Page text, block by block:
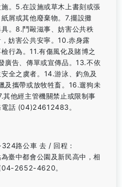
。5.在設施或草木上書刻或張
屑或其他廢棄物。7.擺設攤
。8.鬥毆滋事、妨害公共秩
妨害公共安寧。10.赤身露
行為。11.有傷風化及賭博之
廣告、傳單或宣傳品。13.不依
全之虞者。14.游泳、釣魚及
及攜帶或放牧牲畜。16.遛狗未
其他經主管機關禁止或限制事
電話 (04)24612483。
路公車 去 / 回程：
臺中都會公園及新民高中，相
04-2652-4620。